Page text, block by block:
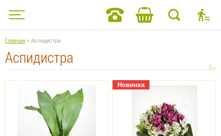
Главная » Аспидистра
Аспидистра
Новинка